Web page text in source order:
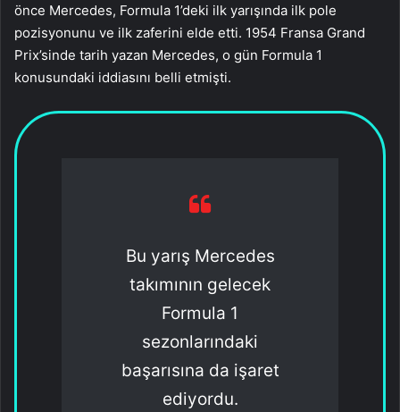
önce Mercedes, Formula 1’deki ilk yarışında ilk pole
pozisyonunu ve ilk zaferini elde etti. 1954 Fransa Grand
Prix’sinde tarih yazan Mercedes, o gün Formula 1
konusundaki iddiasını belli etmişti.
Bu yarış Mercedes
takımının gelecek
Formula 1
sezonlarındaki
başarısına da işaret
ediyordu.